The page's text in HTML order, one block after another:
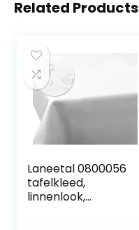
Related Products
Laneetal 0800056
tafelkleed,
linnenlook,